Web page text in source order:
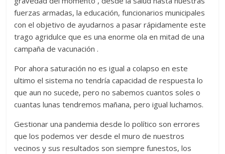
fuerzas armadas, la educación, funcionarios municipales
con el objetivo de ayudarnos a pasar rápidamente este
trago agridulce que es una enorme ola en mitad de una
campaña de vacunación .
Por ahora saturación no es igual a colapso en este
ultimo el sistema no tendría capacidad de respuesta lo
que aun no sucede, pero no sabemos cuantos soles o
cuantas lunas tendremos mañana, pero igual luchamos.
Gestionar una pandemia desde lo político son errores
que los podemos ver desde el muro de nuestros
vecinos y sus resultados son siempre funestos, los